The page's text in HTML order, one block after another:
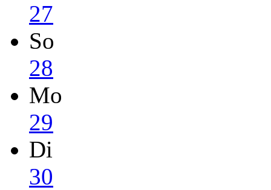
27
So
28
Mo
29
Di
30